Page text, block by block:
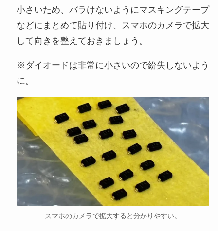
小さいため、バラけないようにマスキングテープ
などにまとめて貼り付け、スマホのカメラで拡大
して向きを整えておきましょう。
※ダイオードは非常に小さいので紛失しないよう
に。
スマホのカメラで拡大すると分かりやすい。